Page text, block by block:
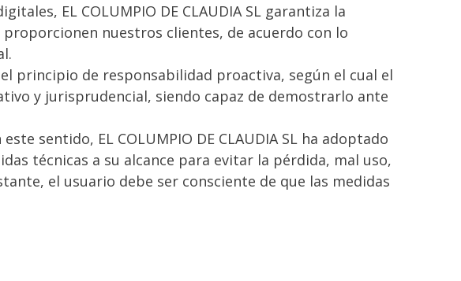
EL COLUMPIO DE CLAUDIA SL garantiza la
nuestros clientes, de acuerdo con lo
el principio de responsabilidad proactiva, según el cual el
y jurisprudencial, siendo capaz de demostrarlo ante
sentido, EL COLUMPIO DE CLAUDIA SL ha adoptado
técnicas a su alcance para evitar la pérdida, mal uso,
el usuario debe ser consciente de que las medidas